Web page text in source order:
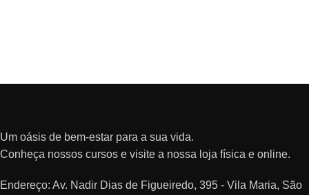
Um oásis de bem-estar para a sua vida.
Conheça nossos cursos e visite a nossa loja física e online.
Endereço: Av. Nadir Dias de Figueiredo, 395 - Vila Maria, São